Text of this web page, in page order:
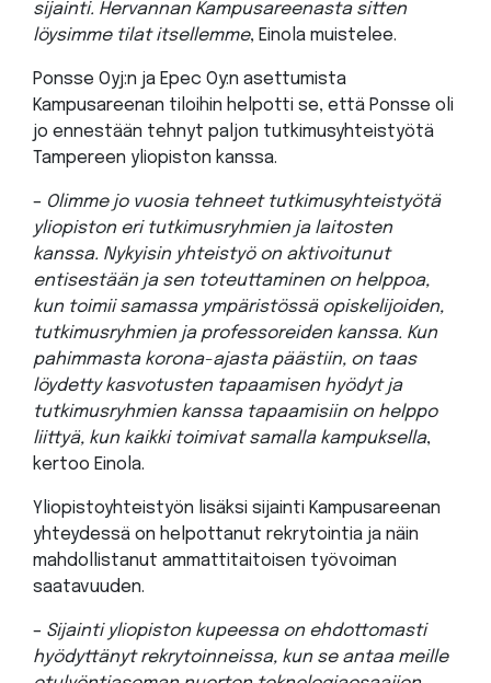
sijainti. Hervannan Kampusareenasta sitten
löysimme tilat itsellemme, Einola muistelee.
Ponsse Oyj:n ja Epec Oy:n asettumista
Kampusareenan tiloihin helpotti se, että Ponsse oli
jo ennestään tehnyt paljon tutkimusyhteistyötä
Tampereen yliopiston kanssa.
– Olimme jo vuosia tehneet tutkimusyhteistyötä
yliopiston eri tutkimusryhmien ja laitosten
kanssa. Nykyisin yhteistyö on aktivoitunut
entisestään ja sen toteuttaminen on helppoa,
kun toimii samassa ympäristössä opiskelijoiden,
tutkimusryhmien ja professoreiden kanssa. Kun
pahimmasta korona-ajasta päästiin, on taas
löydetty kasvotusten tapaamisen hyödyt ja
tutkimusryhmien kanssa tapaamisiin on helppo
liittyä, kun kaikki toimivat samalla kampuksella,
kertoo Einola.
Yliopistoyhteistyön lisäksi sijainti Kampusareenan
yhteydessä on helpottanut rekrytointia ja näin
mahdollistanut ammattitaitoisen työvoiman
saatavuuden.
– Sijainti yliopiston kupeessa on ehdottomasti
hyödyttänyt rekrytoinneissa, kun se antaa meille